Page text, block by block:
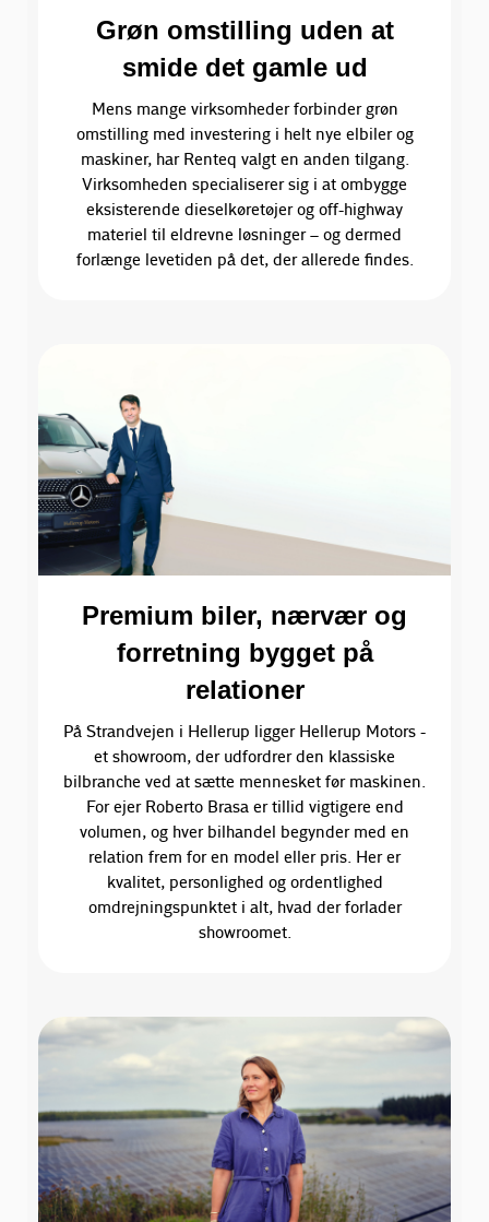
Grøn omstilling uden at
smide det gamle ud
Mens mange virksomheder forbinder grøn
omstilling med investering i helt nye elbiler og
maskiner, har Renteq valgt en anden tilgang.
Virksomheden specialiserer sig i at ombygge
eksisterende dieselkøretøjer og off-highway
materiel til eldrevne løsninger – og dermed
forlænge levetiden på det, der allerede findes.
Premium biler, nærvær og
forretning bygget på
relationer
På Strandvejen i Hellerup ligger Hellerup Motors -
et showroom, der udfordrer den klassiske
bilbranche ved at sætte mennesket før maskinen.
For ejer Roberto Brasa er tillid vigtigere end
volumen, og hver bilhandel begynder med en
relation frem for en model eller pris. Her er
kvalitet, personlighed og ordentlighed
omdrejningspunktet i alt, hvad der forlader
showroomet.